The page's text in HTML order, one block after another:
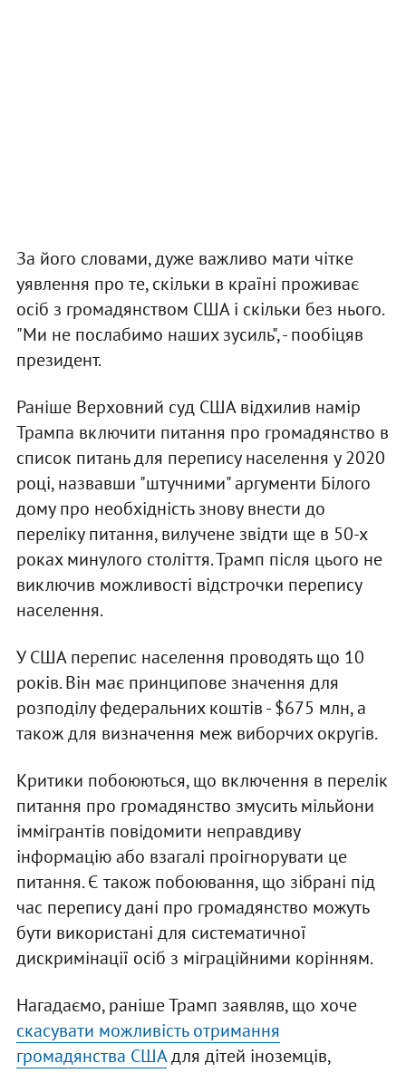
За його словами, дуже важливо мати чітке
уявлення про те, скільки в країні проживає
осіб з громадянством США і скільки без нього.
"Ми не послабимо наших зусиль", - пообіцяв
президент.
Раніше Верховний суд США відхилив намір
Трампа включити питання про громадянство в
список питань для перепису населення у 2020
році, назвавши "штучними" аргументи Білого
дому про необхідність знову внести до
переліку питання, вилучене звідти ще в 50-х
роках минулого століття. Трамп після цього не
виключив можливості відстрочки перепису
населення.
У США перепис населення проводять що 10
років. Він має принципове значення для
розподілу федеральних коштів - $675 млн, а
також для визначення меж виборчих округів.
Критики побоюються, що включення в перелік
питання про громадянство змусить мільйони
іммігрантів повідомити неправдиву
інформацію або взагалі проігнорувати це
питання. Є також побоювання, що зібрані під
час перепису дані про громадянство можуть
бути використані для систематичної
дискримінації осіб з міграційними корінням.
Нагадаємо, раніше Трамп заявляв, що хоче
скасувати можливість отримання
громадянства СШАдля дітей іноземців,